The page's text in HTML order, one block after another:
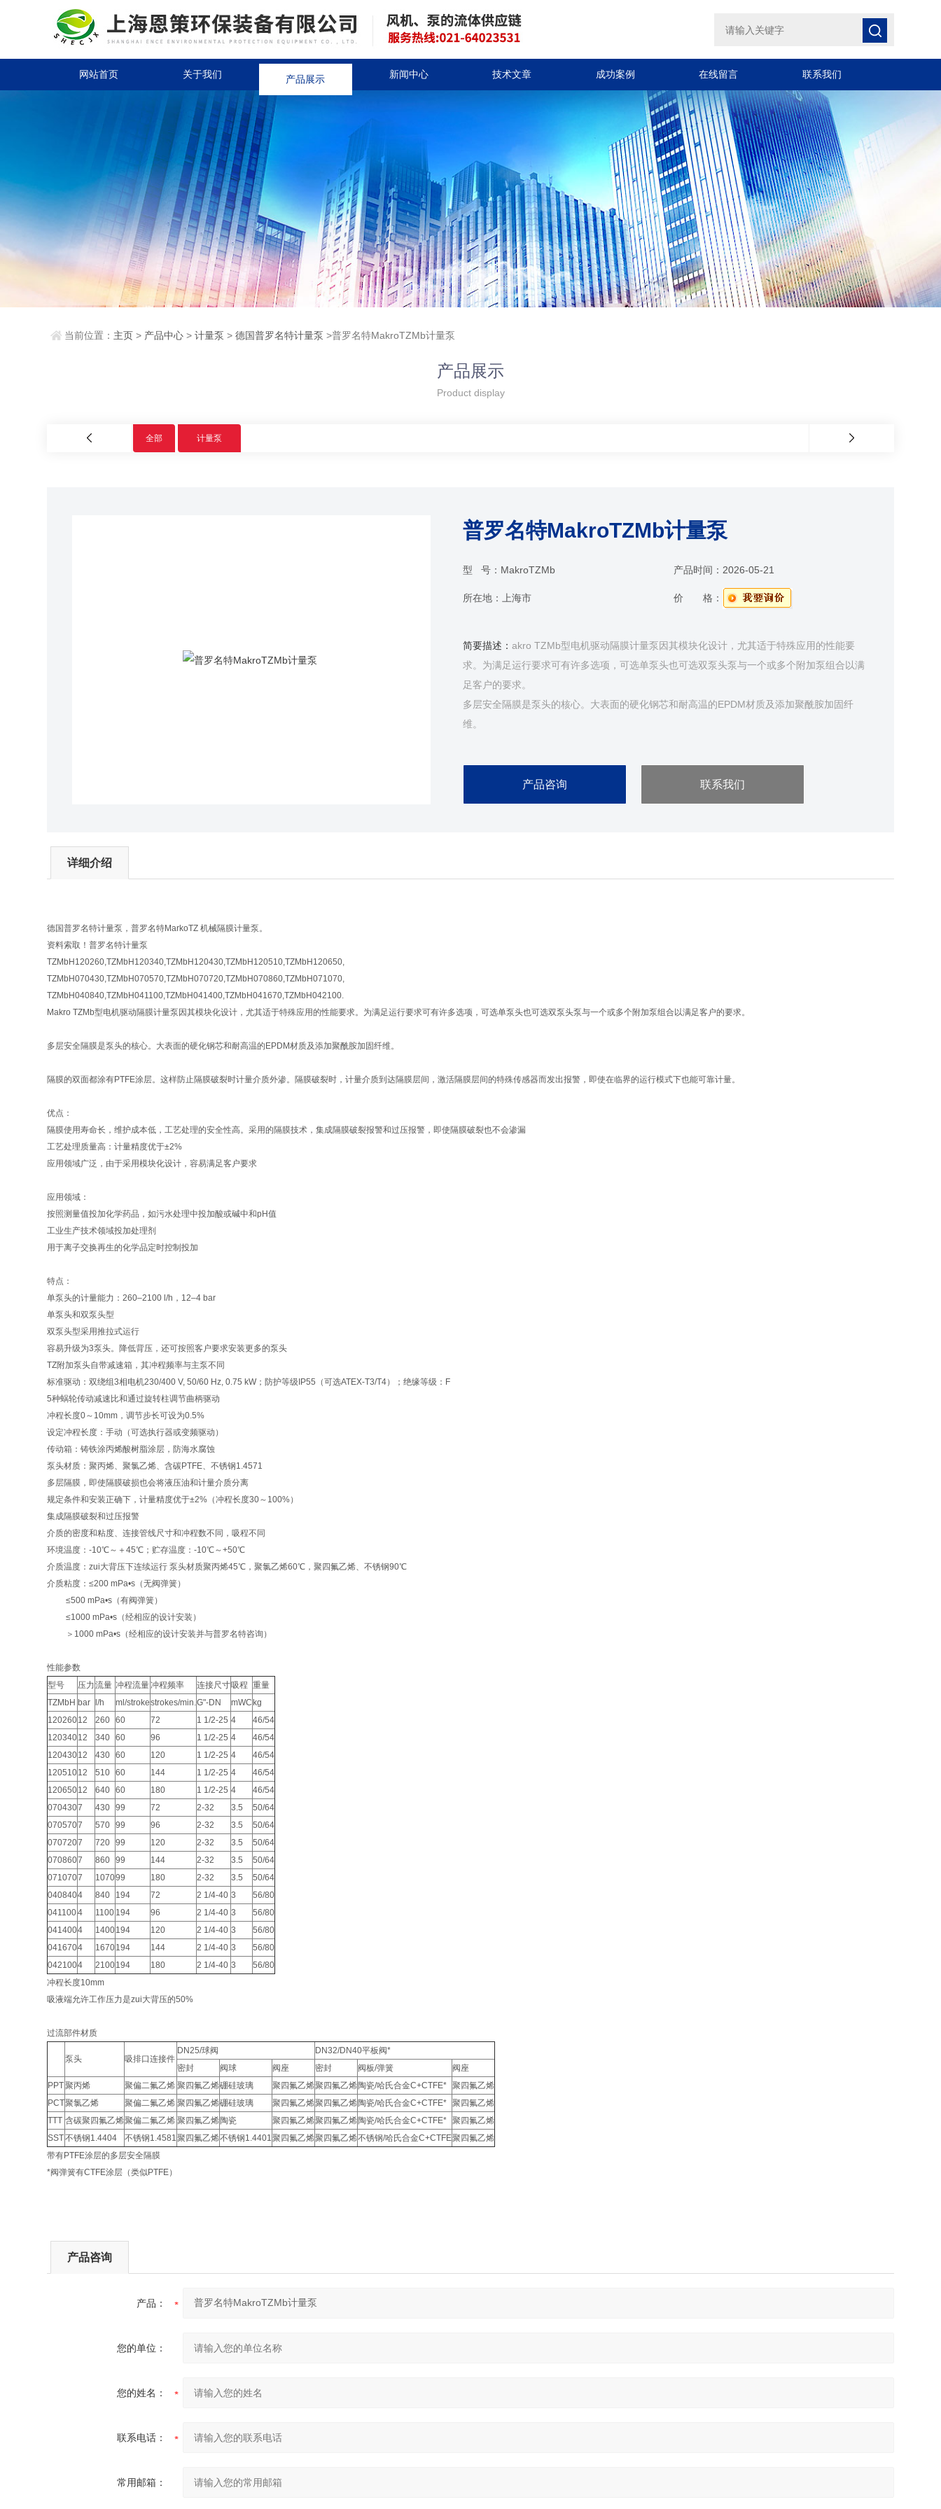
网站首页 关于我们 产品展示 新闻中心 技术文章 成功案例 在线留言 联系我们
当前位置： 主页 > 产品中心 >计量泵 >德国普罗名特计量泵 >普罗名特MakroTZMb计量泵
产品展示
Product display
全部 计量泵
普罗名特MakroTZMb计量泵
型 号： MakroTZMb 产品时间： 2026-05-21
所在地： 上海市 价 格：
简要描述： akro TZMb型电机驱动隔膜计量泵因其模块化设计，尤其适于特殊应用的性能要
求。为满足运行要求可有许多选项，可选单泵头也可选双泵头泵与一个或多个附加泵组合以满
足客户的要求。
多层安全隔膜是泵头的核心。大表面的硬化钢芯和耐高温的EPDM材质及添加聚酰胺加固纤
维。
达隔膜层间，激活隔膜层间的特殊传感器而发出报
产品咨询 联系我们
详细介绍
德国普罗名特计量泵，普罗名特MarkoTZ 机械隔膜计量泵。
资料索取！普罗名特计量泵
TZMbH120260,TZMbH120340,TZMbH120430,TZMbH120510,TZMbH120650,
TZMbH070430,TZMbH070570,TZMbH070720,TZMbH070860,TZMbH071070,
TZMbH040840,TZMbH041100,TZMbH041400,TZMbH041670,TZMbH042100.
Makro TZMb型电机驱动隔膜计量泵因其模块化设计，尤其适于特殊应用的性能要求。为满足运行要求可有许多选项，可选单泵头也可选双泵头泵与一个或多个附加泵组合以满足客户的要求。
多层安全隔膜是泵头的核心。大表面的硬化钢芯和耐高温的EPDM材质及添加聚酰胺加固纤维。
隔膜的双面都涂有PTFE涂层。这样防止隔膜破裂时计量介质外渗。隔膜破裂时，计量介质到达隔膜层间，激活隔膜层间的特殊传感器而发出报警，即使在临界的运行模式下也能可靠计量。
优点：
隔膜使用寿命长，维护成本低，工艺处理的安全性高。采用的隔膜技术，集成隔膜破裂报警和过压报警，即使隔膜破裂也不会渗漏
工艺处理质量高：计量精度优于±2%
应用领域广泛，由于采用模块化设计，容易满足客户要求
应用领域：
按照测量值投加化学药品，如污水处理中投加酸或碱中和pH值
工业生产技术领域投加处理剂
用于离子交换再生的化学品定时控制投加
特点 ：
单泵头的计量能力：260–2100 l/h，12–4 bar
单泵头和双泵头型
双泵头型采用推拉式运行
容易升级为3泵头。降低背压，还可按照客户要求安装更多的泵头
TZ附加泵头自带减速箱，其冲程频率与主泵不同
标准驱动：双绕组3相电机230/400 V, 50/60 Hz, 0.75 kW；防护等级IP55（可选ATEX-T3/T4）；绝缘等级：F
5种蜗轮传动减速比和通过旋转柱调节曲柄驱动
冲程长度0～10mm，调节步长可设为0.5%
设定冲程长度：手动（可选执行器或变频驱动）
传动箱：铸铁涂丙烯酸树脂涂层，防海水腐蚀
泵头材质：聚丙烯、聚氯乙烯、含碳PTFE、不锈钢1.4571
多层隔膜，即使隔膜破损也会将液压油和计量介质分离
规定条件和安装正确下，计量精度优于±2%（冲程长度30～100%）
集成隔膜破裂和过压报警
介质的密度和粘度、连接管线尺寸和冲程数不同，吸程不同
环境温度：-10℃～＋45℃；贮存温度：-10℃～+50℃
介质温度：zui大背压下连续运行 泵头材质聚丙烯45℃，聚氯乙烯60℃，聚四氟乙烯、不锈钢90℃
介质粘度：≤200 mPa•s（无阀弹簧）
≤500 mPa•s（有阀弹簧）
≤1000 mPa•s（经相应的设计安装）
＞1000 mPa•s（经相应的设计安装并与普罗名特咨询）
性能参数
型号
压力流量 冲程流量冲程频率 连接尺寸吸程 重量
TZMbH bar l/h ml/strokestrokes/min.G"-DN mWC kg
12026012 260 60 72 1 1/2-25 4
46/54
12034012 340 60 96 1 1/2-25 4
46/54
12043012 430 60 120 1 1/2-25 4
46/54
12051012 510 60 144 1 1/2-25 4
46/54
12065012 640 60 180 1 1/2-25 4
46/54
0704307 430 99 72 2-32 3.5
50/64
0705707 570 99 96 2-32 3.5
50/64
0707207 720 99 120 2-32 3.5
50/64
0708607 860 99 144 2-32 3.5
50/64
0710707 107099 180 2-32 3.5
50/64
0408404 840 194 72 2 1/4-40 3
56/80
0411004 1100 194 96 2 1/4-40 3
56/80
0414004 1400194 120 2 1/4-40 3
56/80
0416704 1670194 144 2 1/4-40 3
56/80
0421004 2100194 180 2 1/4-40 3
56/80
冲程长度10mm
吸液端允许工作压力是zui大背压的50%
过流部件材质
泵头 吸排口连接件
DN25/球阀
DN32/DN40平板阀*
密封
阀球 阀座 密封 阀板/弹簧
阀座
PPT聚丙烯 聚偏二氟乙烯 聚四氟乙烯硼硅玻璃 聚四氟乙烯聚四氟乙烯陶瓷/哈氏合金C+CTFE* 聚四氟乙烯
PCT聚氯乙烯 聚偏二氟乙烯 聚四氟乙烯硼硅玻璃 聚四氟乙烯聚四氟乙烯陶瓷/哈氏合金C+CTFE* 聚四氟乙烯
TTT 含碳聚四氟乙烯聚偏二氟乙烯 聚四氟乙烯陶瓷 聚四氟乙烯聚四氟乙烯陶瓷/哈氏合金C+CTFE* 聚四氟乙烯
SST不锈钢1.4404 不锈钢1.4581聚四氟乙烯不锈钢1.4401聚四氟乙烯聚四氟乙烯不锈钢/哈氏合金C+CTFE聚四氟乙烯
带有PTFE涂层的多层安全隔膜
*阀弹簧有CTFE涂层（类似PTFE）
产品咨询
产品：
您的单位：
您的姓名：
联系电话：
常用邮箱：